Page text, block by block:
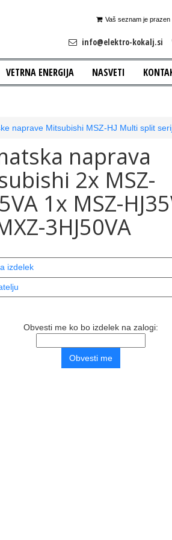
Vaš seznam je prazen
info@elektro-kokalj.si
VETRNA ENERGIJA NASVETI
naprave Mitsubishi MSZ-HJ Multi split
naprava
2x MSZ-
1x MSZ-
3HJ50VA
izdelek
Obvesti me ko bo izdelek na zalogi: